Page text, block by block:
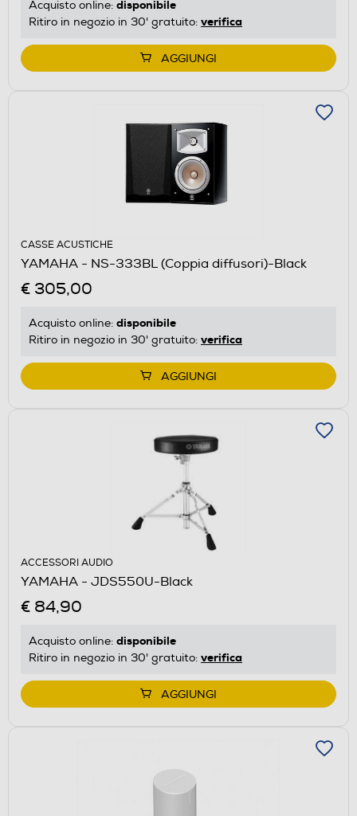
Acquisto online: disponibile
Ritiro in negozio in 30' gratuito: verifica
AGGIUNGI
CASSE ACUSTICHE
YAMAHA - NS-333BL (Coppia diffusori)-Black
€ 305,00
Acquisto online: disponibile
Ritiro in negozio in 30' gratuito: verifica
AGGIUNGI
ACCESSORI AUDIO
YAMAHA - JDS550U-Black
€ 84,90
Acquisto online: disponibile
Ritiro in negozio in 30' gratuito: verifica
AGGIUNGI